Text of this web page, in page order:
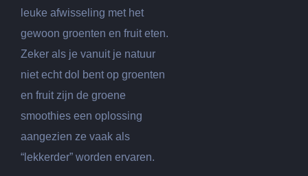
leuke afwisseling met het
gewoon groenten en fruit eten.
Zeker als je vanuit je natuur
niet echt dol bent op groenten
en fruit zijn de groene
smoothies een oplossing
aangezien ze vaak als
“lekkerder” worden ervaren.